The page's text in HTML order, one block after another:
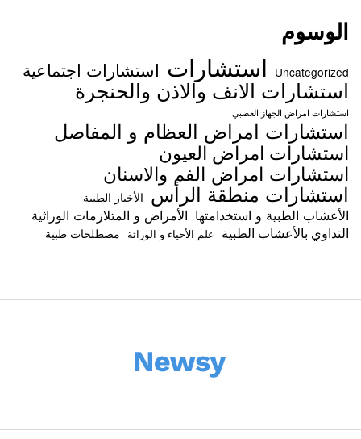
الوسوم
Uncategorized استشارات استشارات اجتماعية
استشارات الانف والاذن والحنجرة
استشارات امراض الجهاز العصبي
استشارات امراض العظام و المفاصل
استشارات امراض العيون
استشارات امراض الفم والاسنان
استشارات منطقة الرأس الأخبار الطبية
الأعشاب الطبية و استخدامتها الأمراض و المتلازمات الوراثية
التداوي بالأعشاب الطبية علم الأحياء و الوراثة مصطلحات طبية